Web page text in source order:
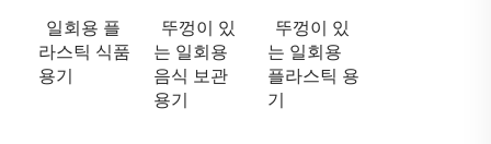
일회용 플
라스틱 식품
용기
뚜껑이 있
는 일회용
음식 보관
용기
뚜껑이 있
는 일회용
플라스틱 용
기